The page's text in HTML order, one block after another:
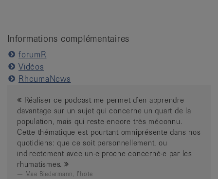
Informations complémentaires
forumR
Vidéos
RheumaNews
Réaliser ce podcast me permet d’en apprendre
davantage sur un sujet qui concerne un quart de la
population, mais qui reste encore très méconnu.
Cette thématique est pourtant omniprésente dans nos
quotidiens: que ce soit personnellement, ou
indirectement avec un·e proche concerné·e par les
rhumatismes.
Maé Biedermann, l’hôte